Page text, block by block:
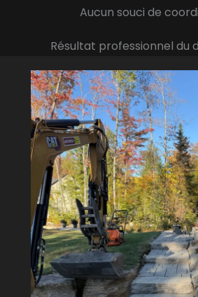
Aucun souci de
Résultat professionnel du